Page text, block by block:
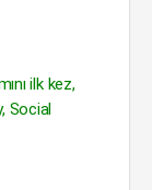
ilk kez,
Social